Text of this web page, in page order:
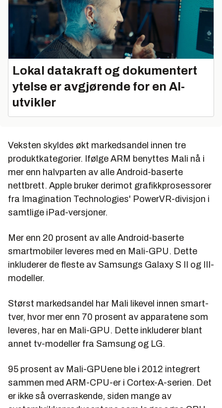
Lokal datakraft og dokumentert
ytelse er avgjørende for en AI-
utvikler
Veksten skyldes økt markedsandel innen tre
produktkategorier. Ifølge ARM benyttes Mali nå i
mer enn halvparten av alle Android-baserte
nettbrett. Apple bruker derimot grafikkprosessorer
fra Imagination Technologies' PowerVR-divisjon i
samtlige iPad-versjoner.
Mer enn 20 prosent av alle Android-baserte
smartmobiler leveres med en Mali-GPU. Dette
inkluderer de fleste av Samsungs Galaxy S II og III-
modeller.
Størst markedsandel har Mali likevel innen smart-
tver, hvor mer enn 70 prosent av apparatene som
leveres, har en Mali-GPU. Dette inkluderer blant
annet tv-modeller fra Samsung og LG.
95 prosent av Mali-GPUene ble i 2012 integrert
sammen med ARM-CPU-er i Cortex-A-serien. Det
er ikke så overraskende, siden mange av